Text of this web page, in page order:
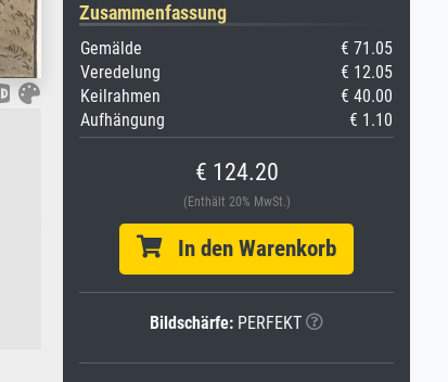
Zusammenfassung
Gemälde
€ 71.05
Veredelung
€ 12.05
Keilrahmen
€ 40.00
Aufhängung
€ 1.10
€ 124.20
(Enthält 20% MwSt.)
In den Warenkorb
Bildschärfe: PERFEKT